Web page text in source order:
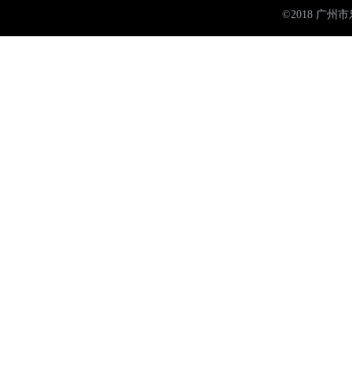
©2018 广州